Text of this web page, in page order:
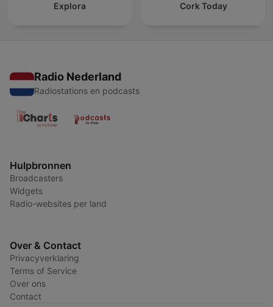
Explora Cork Today
Radio Nederland
Radiostations en podcasts
Hulpbronnen
Broadcasters
Widgets
Radio-websites per land
Over & Contact
Privacyverklaring
Terms of Service
Over ons
Contact